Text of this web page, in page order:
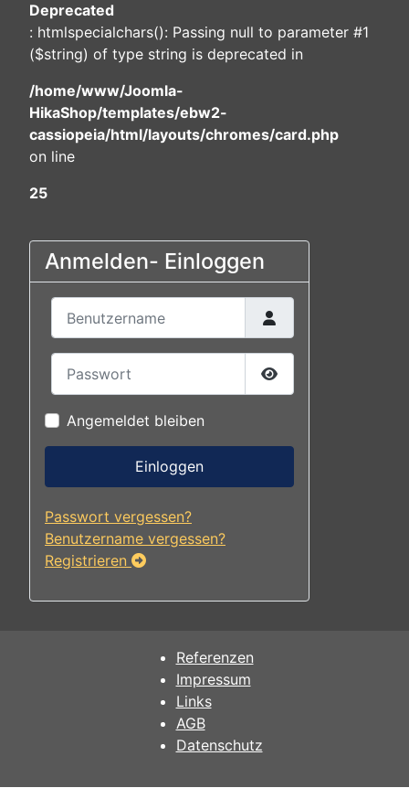
Deprecated
: htmlspecialchars(): Passing null to parameter #1
($string) of type string is deprecated in
/home/www/Joomla-
HikaShop/templates/ebw2-
cassiopeia/html/layouts/chromes/card.php
on line
25
Anmelden- Einloggen
Passwort anzeigen
Angemeldet bleiben
Einloggen
Passwort vergessen?
Benutzername vergessen?
Registrieren
Referenzen
Impressum
Links
AGB
Datenschutz